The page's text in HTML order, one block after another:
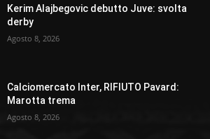
Kerim Alajbegovic debutto Juve: svolta
derby
Agosto 8, 2026
Calciomercato Inter, RIFIUTO Pavard:
Marotta trema
Agosto 8, 2026